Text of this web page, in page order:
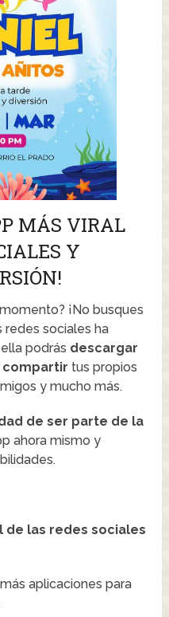
MÁS VIRAL
Y
¡No busques
redes sociales ha
podrás descargar
compartir tus propios
y mucho más.
de ser parte de la
ahora mismo y
de las redes sociales
aplicaciones para